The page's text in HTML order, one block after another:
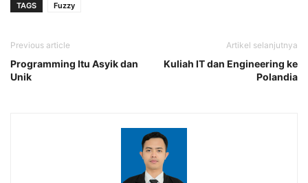
TAGS Fuzzy
Previous article
Programming Itu Asyik dan
Unik
Artikel selanjutnya
Kuliah IT dan Engineering ke
Polandia